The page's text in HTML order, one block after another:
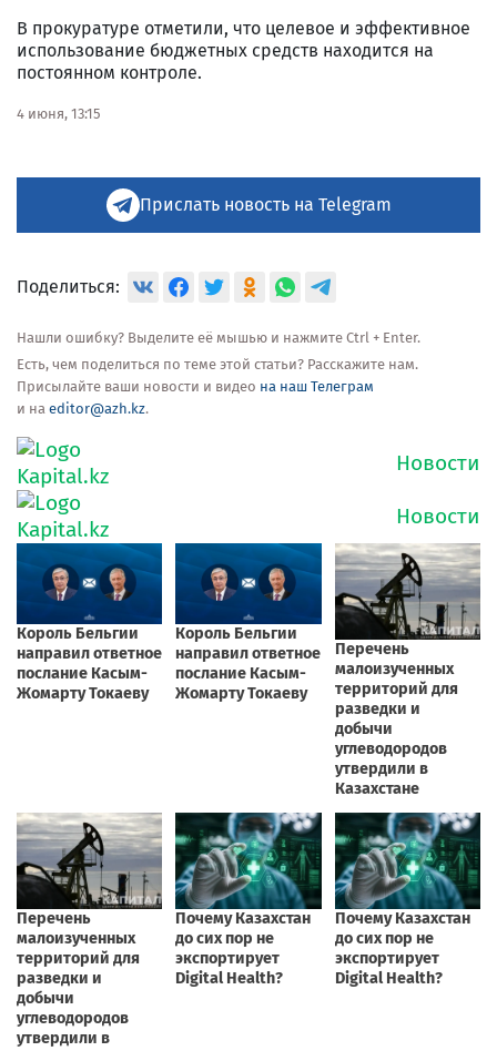
В прокуратуре отметили, что целевое и эффективное
использование бюджетных средств находится на
постоянном контроле.
4 июня, 13:15
Прислать новость на Telegram
Поделиться:
Нашли ошибку? Выделите её мышью и нажмите Ctrl + Enter.
Есть, чем поделиться по теме этой статьи? Расскажите нам.
Присылайте ваши новости и видео на наш Телеграм
и на editor@azh.kz.